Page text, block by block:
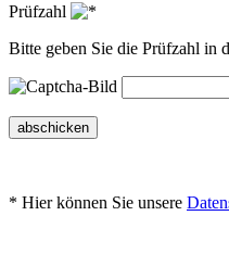
Prüfzahl
Bitte geben Sie die Prüfzahl in
abschicken
* Hier können Sie unsere